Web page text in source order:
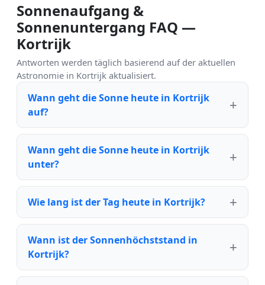
Sonnenaufgang &
Sonnenuntergang FAQ —
Kortrijk
Antworten werden täglich basierend auf der aktuellen
Astronomie in Kortrijk aktualisiert.
Wann geht die Sonne heute in Kortrijk
auf?
Wann geht die Sonne heute in Kortrijk
unter?
Wie lang ist der Tag heute in Kortrijk?
Wann ist der Sonnenhöchststand in
Kortrijk?